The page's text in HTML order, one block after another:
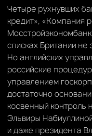
Четыре рухнувших
кредит», «Компания
списках Британии не
Но английских
российские
управлением
достаточно
косвенный контроль
Эльвиры
и даже президента